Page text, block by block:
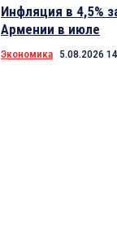
Инфляция в 4,5%
Армении в июле
Экономика 5.08.2026